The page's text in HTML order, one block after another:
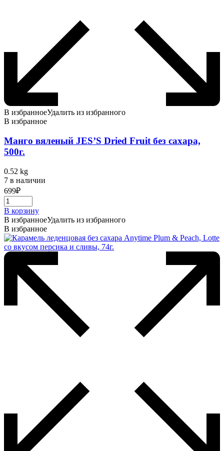
В избранноеУдалить из избранного
В избранное
Манго вяленый JES’S Dried Fruit без сахара,
500г.
0.52 kg
7 в наличии
699₽
В корзину
В избранноеУдалить из избранного
В избранное